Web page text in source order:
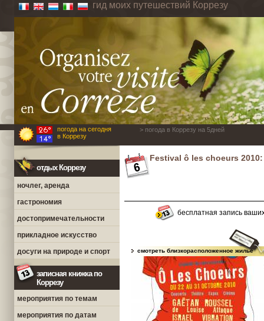
гид моих путешествий Коррезу
погода на сегодня
в Коррезу
> погода в Коррезу на 5дней
отдых Коррезу
ночлег, аренда
гастрономия
достопримечательности
прикладное искусство
досуги на природе и спорт
записная книжка по
Коррезу
мероприятия по темам
мероприятия по датам
Festival ô les choeurs
бесплатная запись
смотреть близкорасположенное жилье